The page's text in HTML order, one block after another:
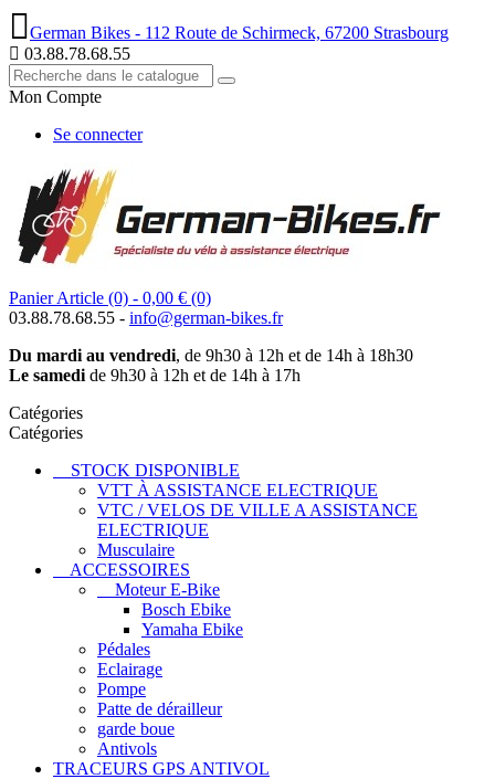
German Bikes - 112 Route de Schirmeck, 67200 Strasbourg
03.88.78.68.55
Mon Compte
Se connecter
Panier Article (0) - 0,00 € (0)
03.88.78.68.55 - info@german-bikes.fr
Du mardi au vendredi, de 9h30 à 12h et de 14h à 18h30
Le samedi de 9h30 à 12h et de 14h à 17h
Catégories
Catégories
STOCK DISPONIBLE
VTT À ASSISTANCE ELECTRIQUE
VTC / VELOS DE VILLE A ASSISTANCE
ELECTRIQUE
Musculaire
ACCESSOIRES
Moteur E-Bike
Bosch Ebike
Yamaha Ebike
Pédales
Eclairage
Pompe
Patte de dérailleur
garde boue
Antivols
TRACEURS GPS ANTIVOL